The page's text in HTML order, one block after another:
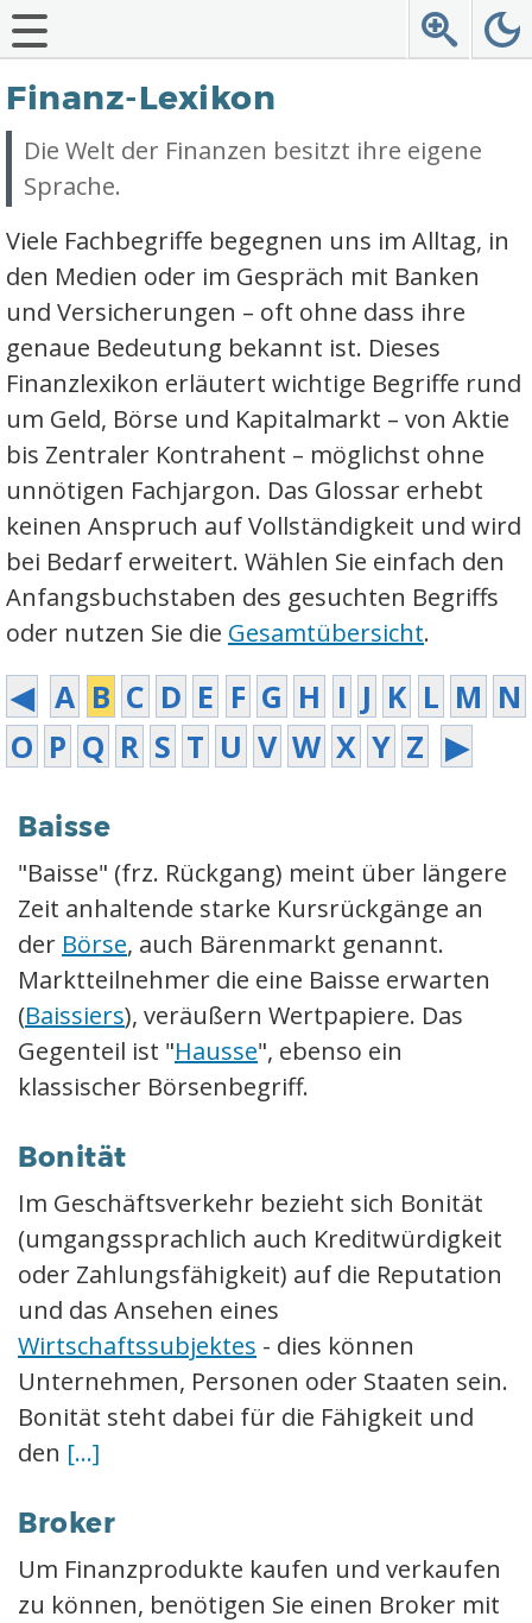
Finanz-Lexikon
Die Welt der Finanzen besitzt ihre eigene
Sprache.
Viele Fachbegriffe begegnen uns im Alltag, in
den Medien oder im Gespräch mit Banken
und Versicherungen – oft ohne dass ihre
genaue Bedeutung bekannt ist. Dieses
Finanzlexikon erläutert wichtige Begriffe rund
um Geld, Börse und Kapitalmarkt – von Aktie
bis Zentraler Kontrahent – möglichst ohne
unnötigen Fachjargon. Das Glossar erhebt
keinen Anspruch auf Vollständigkeit und wird
bei Bedarf erweitert. Wählen Sie einfach den
Anfangsbuchstaben des gesuchten Begriffs
oder nutzen Sie die Gesamtübersicht.
◀ A B C D E F G H I J K L M N
O P Q R S T U V W X Y Z ▶
Baisse
"Baisse" (frz. Rückgang) meint über längere
Zeit anhaltende starke Kursrückgänge an
der Börse, auch Bärenmarkt genannt.
Marktteilnehmer die eine Baisse erwarten
(Baissiers), veräußern Wertpapiere. Das
Gegenteil ist "Hausse", ebenso ein
klassischer Börsenbegriff.
Bonität
Im Geschäftsverkehr bezieht sich Bonität
(umgangssprachlich auch Kreditwürdigkeit
oder Zahlungsfähigkeit) auf die Reputation
und das Ansehen eines
Wirtschaftssubjektes - dies können
Unternehmen, Personen oder Staaten sein.
Bonität steht dabei für die Fähigkeit und
den [...]
Broker
Um Finanzprodukte kaufen und verkaufen
zu können, benötigen Sie einen Broker mit